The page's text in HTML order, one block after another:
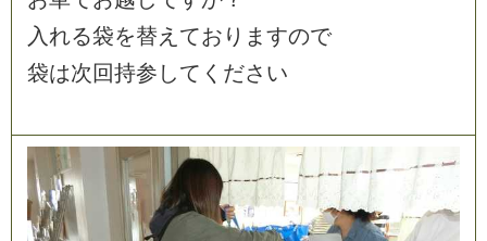
入 れる袋を替え てお り ま すので
袋は次 回持参 して く ださ い